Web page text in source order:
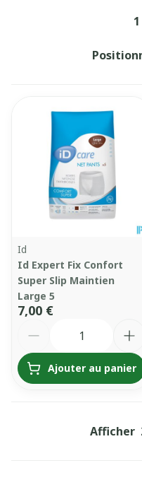
1
Trier par:
Id
Id Expert Fix Confort
Super Slip Maintien
Large 5
7,00 €
Ajouter au panier
Afficher